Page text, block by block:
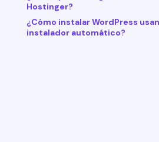
Hostinger?
¿Cómo instalar WordPress
instalador automático?